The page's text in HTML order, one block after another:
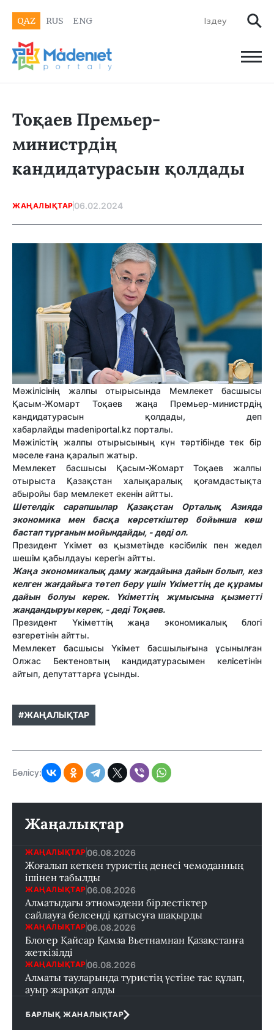
QAZ RUS ENG
Тоқаев Премьер-
министрдің
кандидатурасын қолдады
ЖАҢАЛЫҚТАР 06.02.2024
Мәжілісінің жалпы отырысында Мемлекет басшысы
Қасым-Жомарт Тоқаев жаңа Премьер-министрдің
кандидатурасын қолдады, деп
хабарлайды madeniportal.kz порталы.
Мәжілістің жалпы отырысының күн тәртібінде тек бір
мәселе ғана қаралып жатыр.
Мемлекет басшысы Қасым-Жомарт Тоқаев жалпы
отырыста Қазақстан халықаралық қоғамдастықта
абыройы бар мемлекет екенін айтты.
Шетелдік сарапшылар Қазақстан Орталық Азияда
экономика мен басқа көрсеткіштер бойынша көш
бастап тұрғанын мойындайды, - деді ол.
Президент Үкімет өз қызметінде кәсібилік пен жедел
шешім қабылдауы керегін айтты.
Жаңа экономикалық даму жағдайына дайын болып, кез
келген жағдайыға төтеп беру үшін Үкіметтің де құрамы
дайын болуы керек. Үкіметтің жұмысына қызметті
жандандыруы керек, - деді Тоқаев.
Президент Үкіметтің жаңа экономикалық блогі
өзгеретінін айтты.
Мемлекет басшысы Үкімет басшылығына ұсынылған
Олжас Бектеновтың кандидатурасымен келісетінін
айтып, депутаттарға ұсынды.
#ЖАҢАЛЫҚТАР
Бөлісу:
Жаңалықтар
ЖАҢАЛЫҚТАР 06.08.2026
Жоғалып кеткен туристің денесі чемоданның
ішінен табылды
ЖАҢАЛЫҚТАР 06.08.2026
Алматыдағы этномәдени бірлестіктер
сайлауға белсенді қатысуға шақырды
ЖАҢАЛЫҚТАР 06.08.2026
Блогер Қайсар Қамза Вьетнамнан Қазақстанға
жеткізілді
ЖАҢАЛЫҚТАР 06.08.2026
Алматы тауларында туристің үстіне тас құлап,
ауыр жарақат алды
БАРЛЫҚ ЖАНАЛЫҚТАР